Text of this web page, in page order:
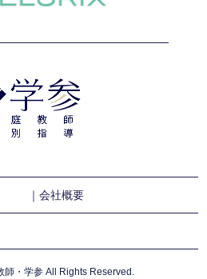
｜会社概要
師・学参 All Rights Reserved.